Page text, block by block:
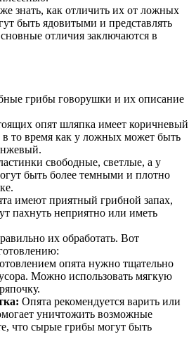
знать, как отличить их от ложных
быть ядовитыми и представлять
отличия заключаются в
грибы говорушки и их описание
опят шляпка имеет коричневый
то время как у ложных может быть
свободные, светлые, а у
быть более темными и плотно
имеют приятный грибной запах,
пахнуть неприятно или иметь
их обработать. Вот
опята нужно тщательно
Можно использовать мягкую
Опята рекомендуется варить или
уничтожить возможные
что сырые грибы могут быть